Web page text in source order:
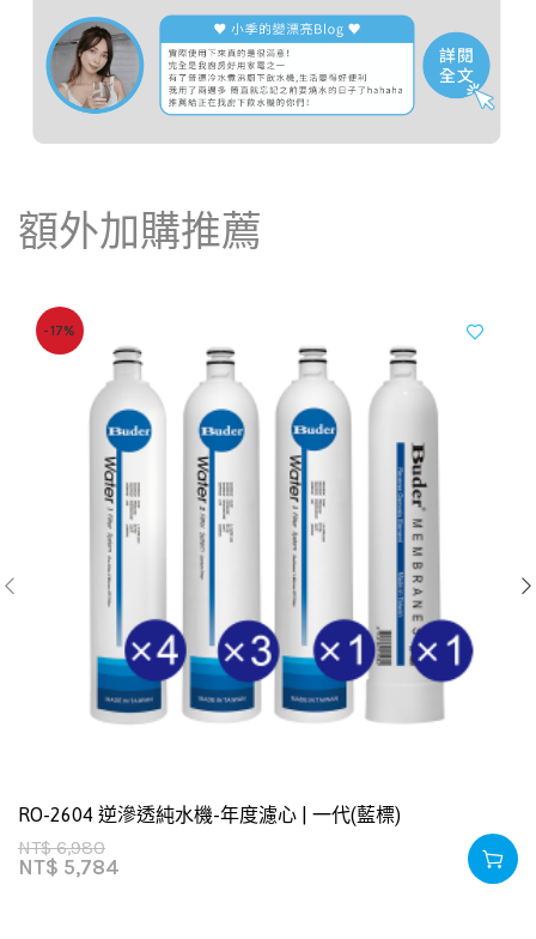
額外加購推薦
-17%
RO-2604 逆滲透純水機-年度濾心 | 一代(藍標)
NT$6,980
NT$ 5,784